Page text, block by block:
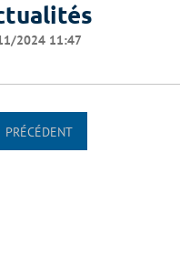
2024 11:47
PRÉCÉDENT